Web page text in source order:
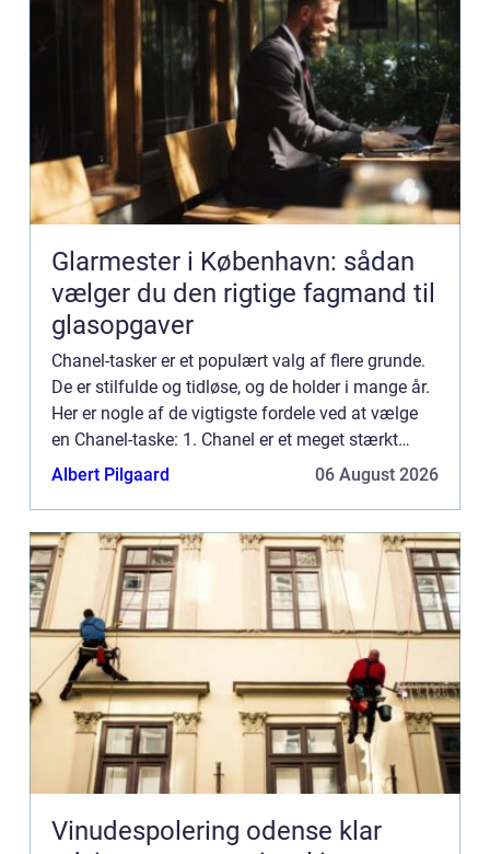
Glarmester i København: sådan
vælger du den rigtige fagmand til
glasopgaver
Chanel-tasker er et populært valg af flere grunde.
De er stilfulde og tidløse, og de holder i mange år.
Her er nogle af de vigtigste fordele ved at vælge
en Chanel-taske: 1. Chanel er et meget stærkt
mærke. Deres tasker er lavet med materialer og
Albert Pilgaard 06 August 2026
Vinudespolering odense klar